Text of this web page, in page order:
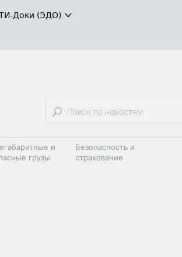
Доки (ЭДО)
и
грузы
Безопасность и
страхование